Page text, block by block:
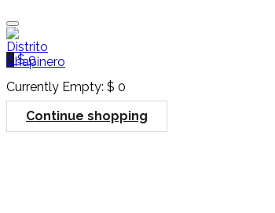
0 $0
Currently Empty: $ 0
Continue shopping